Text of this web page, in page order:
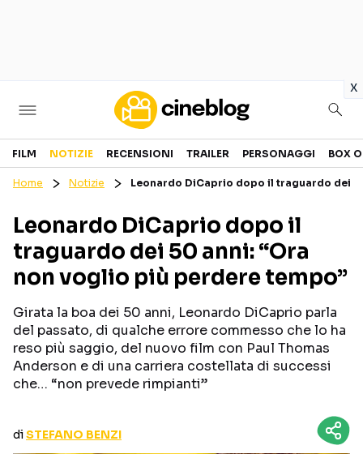
x
Cinema
GENERI
PERSONAGGI
CANALI STREAMING
Categorie
NOTIZIE
CURIOSITÀ
TRAILER
BOX OFFICE
FILM NOTIZIE RECENSIONI TRAILER PERSONAGGI BOX
Home Notizie Leonardo DiCaprio dopo il traguardo dei
Leonardo DiCaprio dopo il
traguardo dei 50 anni: “Ora
non voglio più perdere tempo”
Girata la boa dei 50 anni, Leonardo DiCaprio parla
del passato, di qualche errore commesso che lo ha
reso più saggio, del nuovo film con Paul Thomas
Anderson e di una carriera costellata di successi
che… “non prevede rimpianti”
diSTEFANO BENZI